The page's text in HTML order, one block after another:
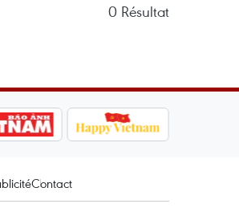
0 Résultat
Contact